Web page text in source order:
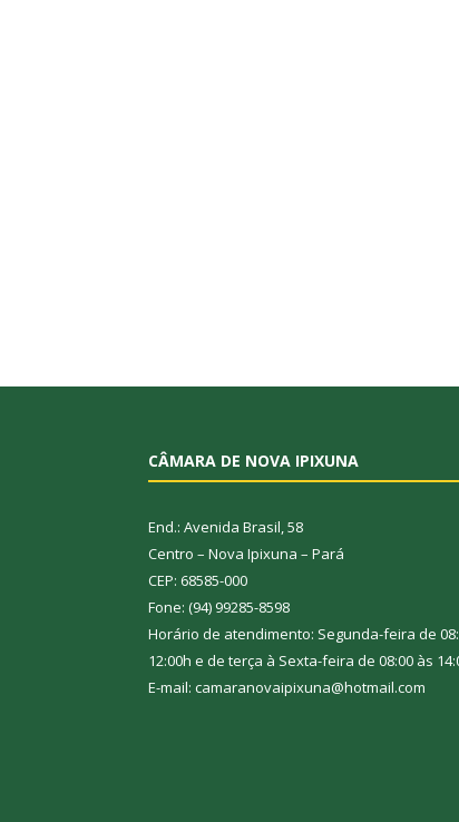
CÂMARA DE NOVA IPIXUNA
End.: Avenida Brasil, 58
Centro – Nova Ipixuna – Pará
CEP: 68585-000
Fone: (94) 99285-8598
Horário de atendimento: Segunda-feira de
12:00h e de terça à Sexta-feira de 08:00 às
E-mail: camaranovaipixuna@hotmail.com